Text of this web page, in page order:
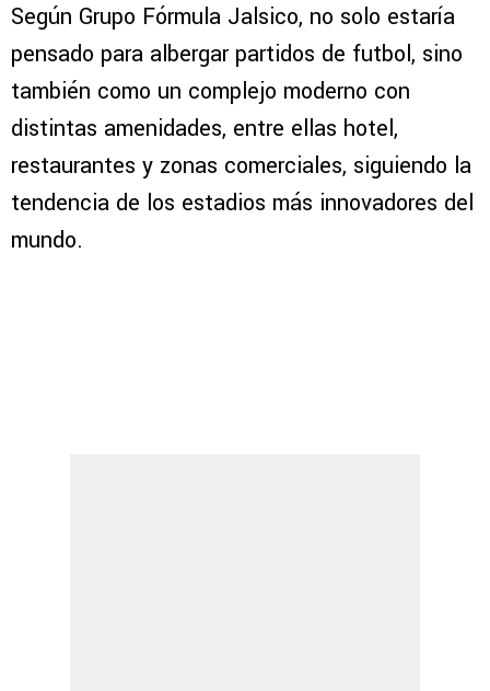
Según Grupo Fórmula Jalsico, no solo estaría
pensado para albergar partidos de futbol, sino
también como un complejo moderno con
distintas amenidades, entre ellas hotel,
restaurantes y zonas comerciales, siguiendo la
tendencia de los estadios más innovadores del
mundo.